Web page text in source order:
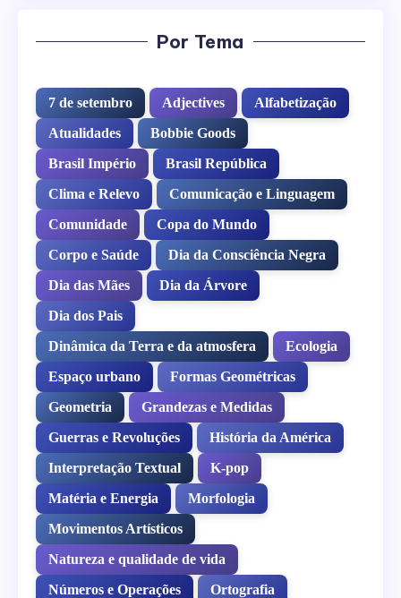
Por Tema
7 de setembro Adjectives
Alfabetização
Atualidades
Bobbie Goods
Brasil Império
Brasil República
Clima e Relevo
Comunicação e Linguagem
Comunidade
Copa do Mundo
Corpo e Saúde
Dia da Consciência Negra
Dia das Mães
Dia da Árvore
Dia dos Pais
Dinâmica da Terra e da atmosfera
Ecologia
Espaço urbano
Formas Geométricas
Geometria
Grandezas e Medidas
Guerras e Revoluções
História da América
Interpretação Textual
K-pop
Matéria e Energia
Morfologia
Movimentos Artísticos
Natureza e qualidade de vida
Números e Operações
Ortografia